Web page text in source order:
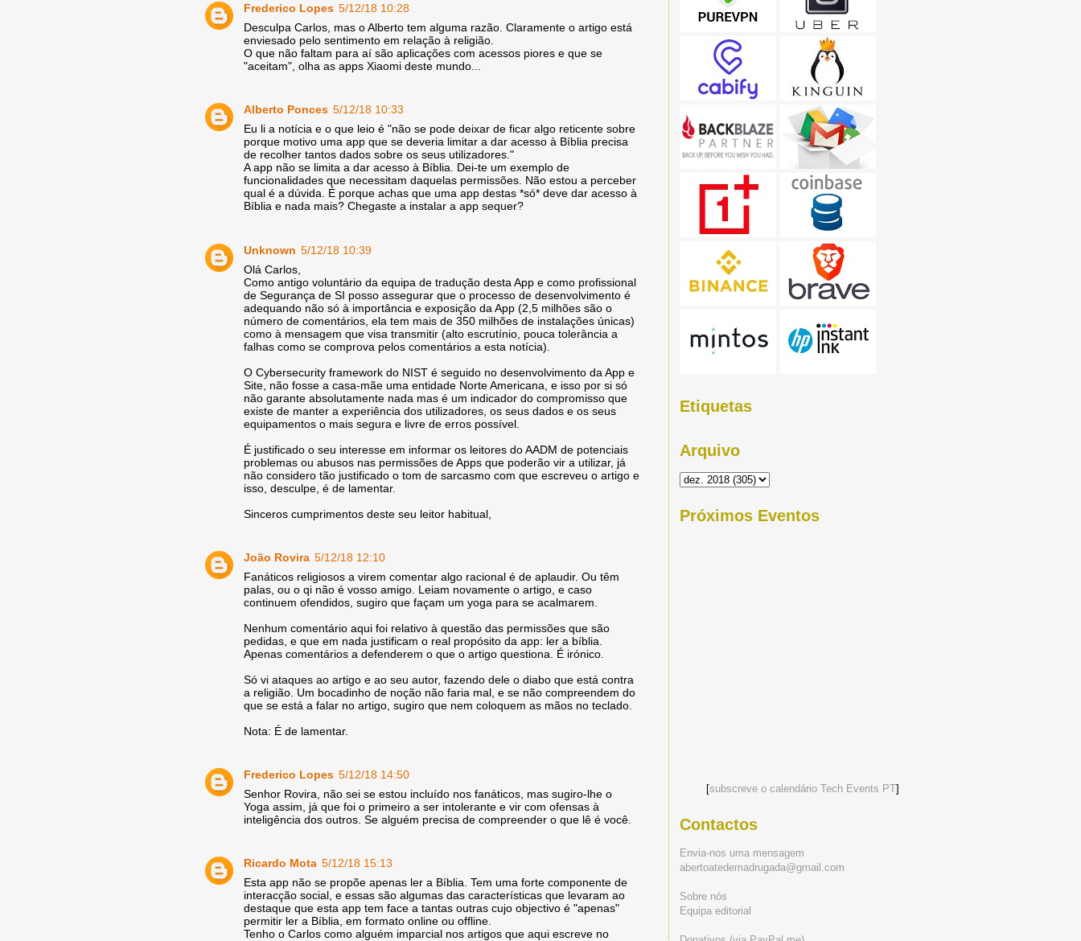
Frederico Lopes 5/12/18 10:28
Desculpa Carlos, mas o Alberto tem alguma razão. Claramente o artigo está
enviesado pelo sentimento em relação à religião.
O que não faltam para aí são aplicações com acessos piores e que se
"aceitam", olha as apps Xiaomi deste mundo...
Alberto Ponces 5/12/18 10:33
Eu li a notícia e o que leio é "não se pode deixar de ficar algo reticente sobre
porque motivo uma app que se deveria limitar a dar acesso à Bíblia precisa
de recolher tantos dados sobre os seus utilizadores."
A app não se limita a dar acesso à Bíblia. Dei-te um exemplo de
funcionalidades que necessitam daquelas permissões. Não estou a perceber
qual é a dúvida. É porque achas que uma app destas *só* deve dar acesso à
Bíblia e nada mais? Chegaste a instalar a app sequer?
Unknown 5/12/18 10:39
Olá Carlos,
Como antigo voluntário da equipa de tradução desta App e como profissional
de Segurança de SI posso assegurar que o processo de desenvolvimento é
adequando não só à importância e exposição da App (2,5 milhões são o
número de comentários, ela tem mais de 350 milhões de instalações únicas)
como à mensagem que visa transmitir (alto escrutínio, pouca tolerância a
falhas como se comprova pelos comentários a esta notícia).
O Cybersecurity framework do NIST é seguido no desenvolvimento da App e
Site, não fosse a casa-mãe uma entidade Norte Americana, e isso por si só
não garante absolutamente nada mas é um indicador do compromisso que
existe de manter a experiência dos utilizadores, os seus dados e os seus
equipamentos o mais segura e livre de erros possível.
É justificado o seu interesse em informar os leitores do AADM de potenciais
problemas ou abusos nas permissões de Apps que poderão vir a utilizar, já
não considero tão justificado o tom de sarcasmo com que escreveu o artigo e
isso, desculpe, é de lamentar.
Sinceros cumprimentos deste seu leitor habitual,
João Rovira 5/12/18 12:10
Fanáticos religiosos a virem comentar algo racional é de aplaudir. Ou têm
palas, ou o qi não é vosso amigo. Leiam novamente o artigo, e caso
continuem ofendidos, sugiro que façam um yoga para se acalmarem.
Nenhum comentário aqui foi relativo à questão das permissões que são
pedidas, e que em nada justificam o real propósito da app: ler a bíblia.
Apenas comentários a defenderem o que o artigo questiona. É irónico.
Só vi ataques ao artigo e ao seu autor, fazendo dele o diabo que está contra
a religião. Um bocadinho de noção não faria mal, e se não compreendem do
que se está a falar no artigo, sugiro que nem coloquem as mãos no teclado.
Nota: É de lamentar.
Frederico Lopes 5/12/18 14:50
Senhor Rovira, não sei se estou incluído nos fanáticos, mas sugiro-lhe o
Yoga assim, já que foi o primeiro a ser intolerante e vir com ofensas à
inteligência dos outros. Se alguém precisa de compreender o que lê é você.
Ricardo Mota 5/12/18 15:13
Esta app não se propõe apenas ler a Bíblia. Tem uma forte componente de
interacção social, e essas são algumas das características que levaram ao
destaque que esta app tem face a tantas outras cujo objectivo é "apenas"
permitir ler a Bíblia, em formato online ou offline.
Tenho o Carlos como alguém imparcial nos artigos que aqui escreve no
Etiquetas
Arquivo
Próximos Eventos
[subscreve o calendário Tech Events PT]
Contactos
Envia-nos uma mensagem
abertoatedemadrugada@gmail.com
Sobre nós
Equipa editorial